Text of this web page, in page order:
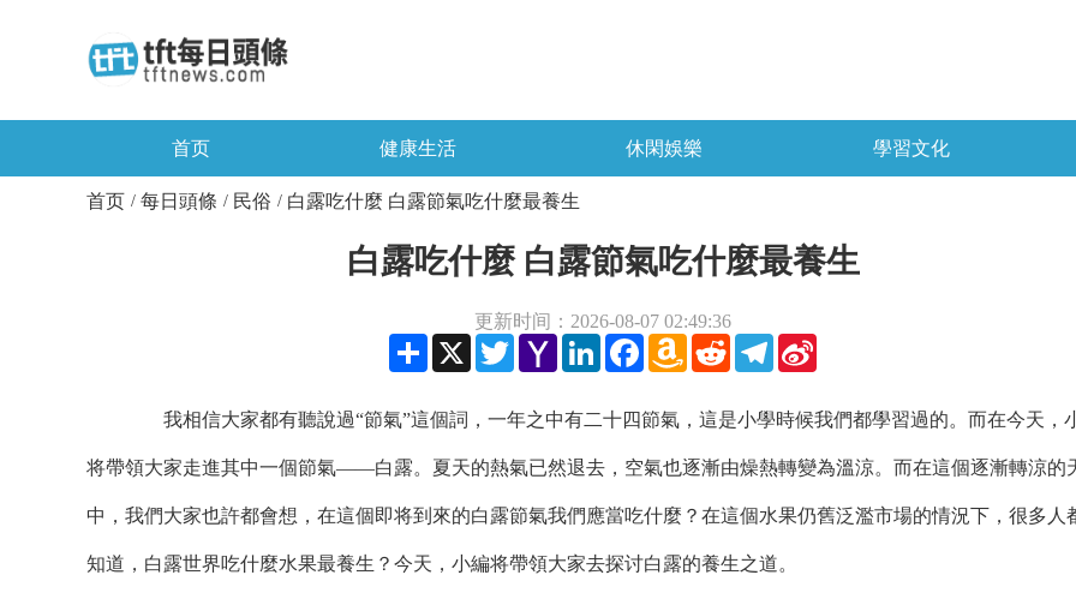
首页 健康生活 休閑娛樂 學習文化
首页 / 每日頭條 / 民俗 / 白露吃什麼 白露節氣吃什麼最養生
白露吃什麼 白露節氣吃什麼最養生
更新时间：2026-08-07 02:49:36
Share X TwitterYahoo
Mail
LinkedInFacebookAmazon
Wish
Reddit Telegram
我相信大家都有聽說過“節氣”這個詞，一年之中有二十四節氣，這是小學時候我們都學習過的。而在今天，
将帶領大家走進其中一個節氣——白露。夏天的熱氣已然退去，空氣也逐漸由燥熱轉變為溫涼。而在這個逐漸轉涼的
中，我們大家也許都會想，在這個即将到來的白露節氣我們應當吃什麼？在這個水果仍舊泛濫市場的情況下，很多人
知道，白露世界吃什麼水果最養生？今天，小編将帶領大家去探讨白露的養生之道。